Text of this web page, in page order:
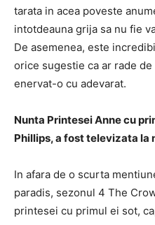
tarata in acea poveste
intotdeauna grija sa nu fie
De asemenea, este
orice sugestie ca ar rade
enervat-o cu adevarat.
Nunta Printesei Anne cu
Phillips, a fost televizata la
In afara de o scurta
paradis, sezonul 4 The
printesei cu primul ei sot,